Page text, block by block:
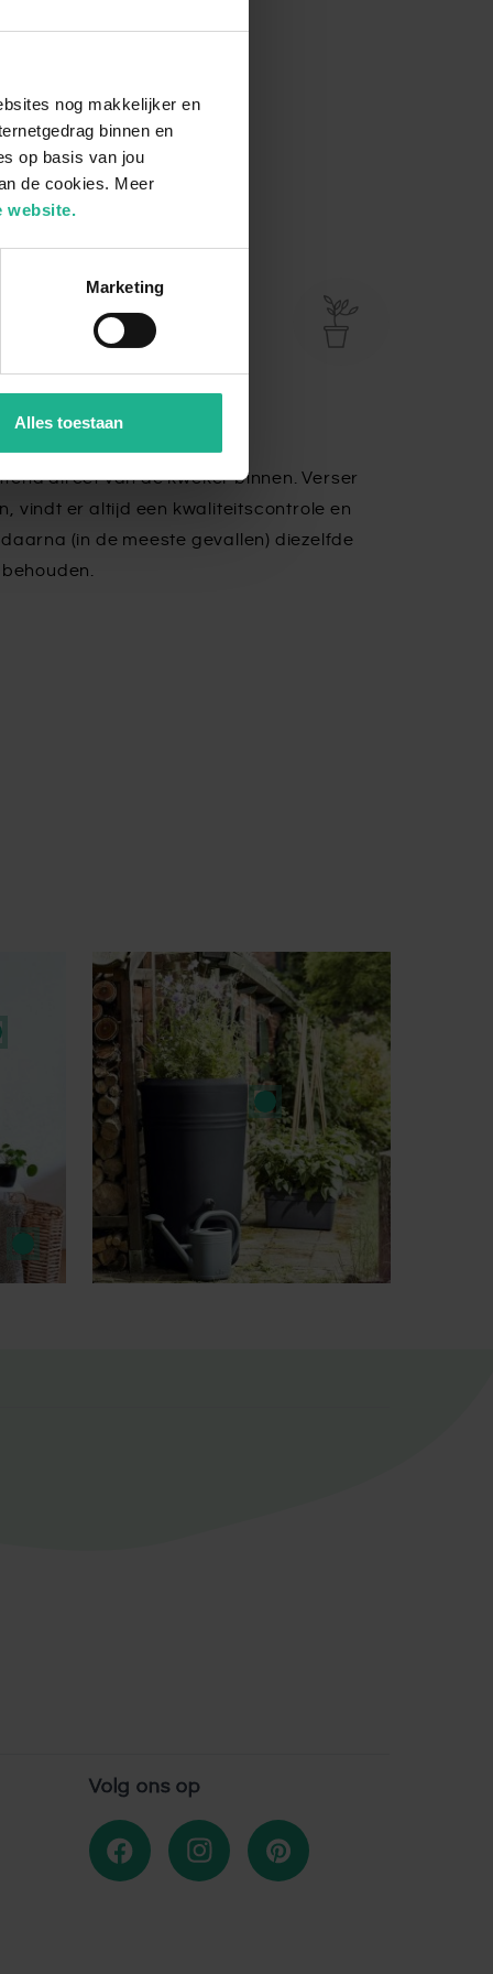
nog makkelijker en
binnen en
op basis van jou
de cookies. Meer
website.
Marketing
Alles toestaan
direct van de kweker binnen. Verser
vindt er altijd een kwaliteitscontrole en
(in de meeste gevallen) diezelfde
Volg ons op